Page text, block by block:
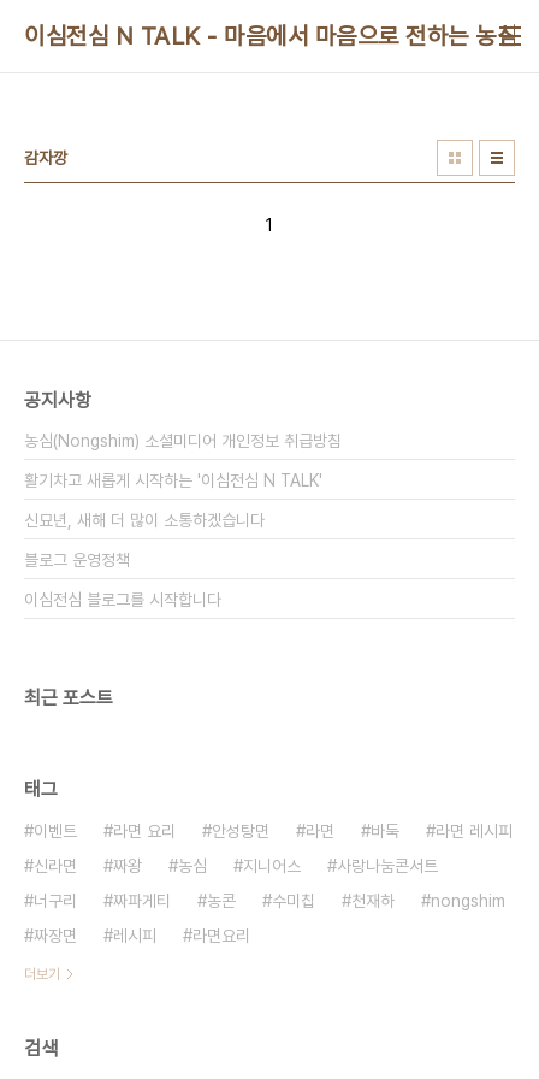
이심전심 N TALK - 마음에서 마음으로 전하는 농심
감자깡
1
공지사항
농심(Nongshim) 소셜미디어 개인정보 취급방침
활기차고 새롭게 시작하는 '이심전심 N TALK'
신묘년, 새해 더 많이 소통하겠습니다
블로그 운영정책
이심전심 블로그를 시작합니다
최근 포스트
태그
이벤트 라면 요리 안성탕면 라면 바둑
라면 레시피
신라면
짜왕 농심 지니어스
사랑나눔콘서트
너구리
짜파게티 농콘 수미칩 천재하
nongshim
짜장면
레시피 라면요리
더보기
검색